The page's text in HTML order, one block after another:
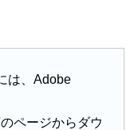
は、Adobe
ページからダウ